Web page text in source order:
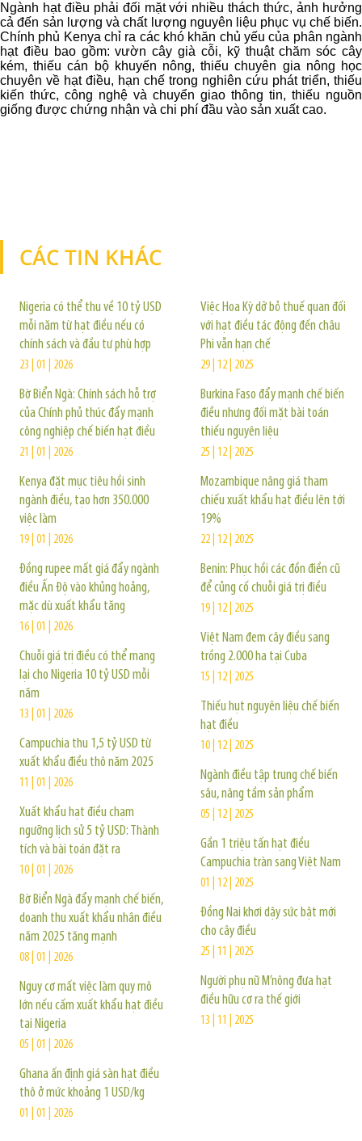
Ngành hạt điều phải đối mặt với nhiều thách thức, ảnh hưởng
cả đến sản lượng và chất lượng nguyên liệu phục vụ chế biến.
Chính phủ Kenya chỉ ra các khó khăn chủ yếu của phân ngành
hạt điều bao gồm: vườn cây già cỗi, kỹ thuật chăm sóc cây
kém, thiếu cán bộ khuyến nông, thiếu chuyên gia nông học
chuyên về hạt điều, hạn chế trong nghiên cứu phát triển, thiếu
kiến thức, công nghệ và chuyển giao thông tin, thiếu nguồn
giống được chứng nhận và chi phí đầu vào sản xuất cao.
CÁC TIN KHÁC
Nigeria có thể thu về 10 tỷ USD
mỗi năm từ hạt điều nếu có
chính sách và đầu tư phù hợp
23 | 01 | 2026
Bờ Biển Ngà: Chính sách hỗ trợ
của Chính phủ thúc đẩy mạnh
công nghiệp chế biến hạt điều
21 | 01 | 2026
Kenya đặt mục tiêu hồi sinh
ngành điều, tạo hơn 350.000
việc làm
19 | 01 | 2026
Đồng rupee mất giá đẩy ngành
điều Ấn Độ vào khủng hoảng,
mặc dù xuất khẩu tăng
16 | 01 | 2026
Chuỗi giá trị điều có thể mang
lại cho Nigeria 10 tỷ USD mỗi
năm
13 | 01 | 2026
Campuchia thu 1,5 tỷ USD từ
xuất khẩu điều thô năm 2025
11 | 01 | 2026
Xuất khẩu hạt điều chạm
ngưỡng lịch sử 5 tỷ USD: Thành
tích và bài toán đặt ra
10 | 01 | 2026
Bờ Biển Ngà đẩy mạnh chế biến,
doanh thu xuất khẩu nhân điều
năm 2025 tăng mạnh
08 | 01 | 2026
Nguy cơ mất việc làm quy mô
lớn nếu cấm xuất khẩu hạt điều
tại Nigeria
05 | 01 | 2026
Ghana ấn định giá sàn hạt điều
thô ở mức khoảng 1 USD/kg
01 | 01 | 2026
Việc Hoa Kỳ dỡ bỏ thuế quan đối
với hạt điều tác động đến châu
Phi vẫn hạn chế
29 | 12 | 2025
Burkina Faso đẩy mạnh chế biến
điều nhưng đối mặt bài toán
thiếu nguyên liệu
25 | 12 | 2025
Mozambique nâng giá tham
chiếu xuất khẩu hạt điều lên tới
19%
22 | 12 | 2025
Benin: Phục hồi các đồn điền cũ
để củng cố chuỗi giá trị điều
19 | 12 | 2025
Việt Nam đem cây điều sang
trồng 2.000 ha tại Cuba
15 | 12 | 2025
Thiếu hụt nguyên liệu chế biến
hạt điều
10 | 12 | 2025
Ngành điều tập trung chế biến
sâu, nâng tầm sản phẩm
05 | 12 | 2025
Gần 1 triệu tấn hạt điều
Campuchia tràn sang Việt Nam
01 | 12 | 2025
Đồng Nai khơi dậy sức bật mới
cho cây điều
25 | 11 | 2025
Người phụ nữ M’nông đưa hạt
điều hữu cơ ra thế giới
13 | 11 | 2025